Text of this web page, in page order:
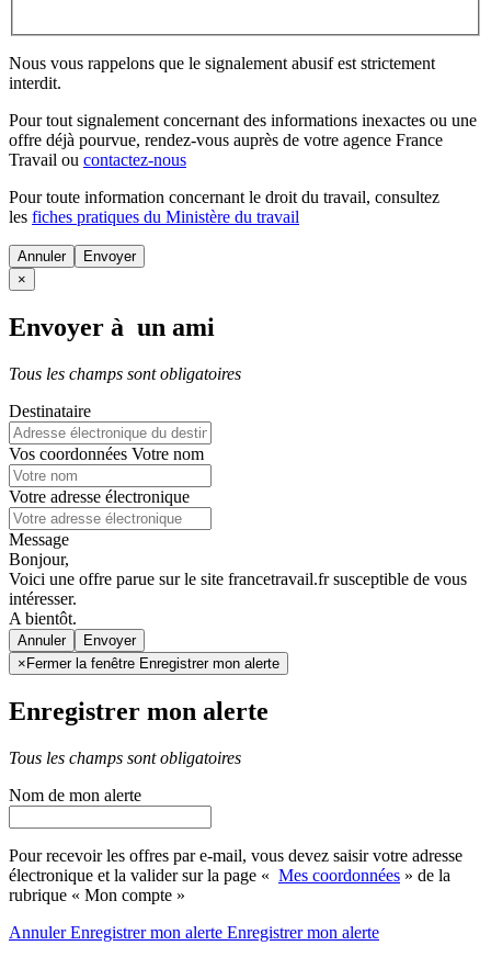
Nous vous rappelons que le signalement abusif est strictement
interdit.
Pour tout signalement concernant des informations inexactes ou une
offre déjà pourvue, rendez-vous auprès de votre agence France
Travail ou contactez-nous
Pour toute information concernant le droit du travail, consultez
les fiches pratiques du Ministère du travail
Annuler
×
Envoyer à un ami
Tous les champs sont obligatoires
Destinataire
Vos coordonnées Votre nom
Votre adresse électronique
Message
Bonjour,
Voici une offre parue sur le site francetravail.fr susceptible de vous
intéresser.
A bientôt.
Annuler
× Fermer la fenêtre Enregistrer mon alerte
Enregistrer mon alerte
Tous les champs sont obligatoires
Nom de mon alerte
Pour recevoir les offres par e-mail, vous devez saisir votre adresse
électronique et la valider sur la page « Mes coordonnées » de la
rubrique « Mon compte »
AnnulerEnregistrer mon alerte Enregistrermon alerte